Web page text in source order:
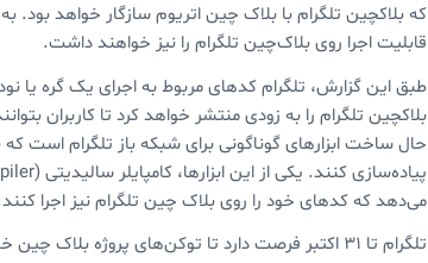
که بلاکچین تلگرام با بلاک چین اتریوم سازگار خواهد بود.
قابلیت اجرا روی بلاک‌چین تلگرام را نیز خواهند داشت.
بلاکچین تلگرام را به زودی منتشر خواهد کرد تا کاربران
حال ساخت ابزارهای گوناگونی برای شبکه باز تلگرام است
می‌دهد که کدهای خود را روی بلاک چین تلگرام نیز اجرا
تلگرام تا ۳۱ اکتبر فرصت دارد تا توکن‌های پروژه